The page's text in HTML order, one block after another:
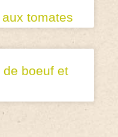
tomates
de boeuf et